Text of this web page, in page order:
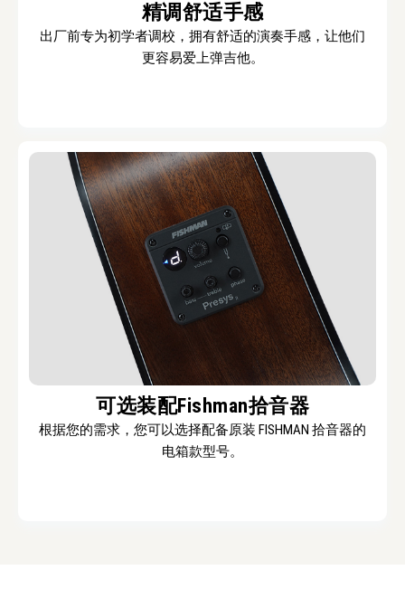
精调舒适手感
出厂前专为初学者调校，拥有舒适的演奏手感，让他们
更容易爱上弹吉他。
可选装配Fishman拾音器
根据您的需求，您可以选择配备原装 FISHMAN 拾音器的
电箱款型号。